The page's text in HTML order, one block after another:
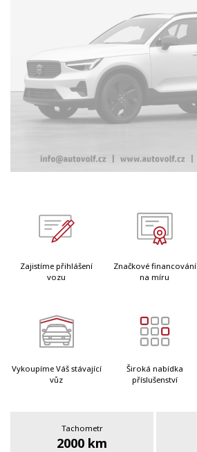
Zajistíme přihlášení
vozu
Značkové financování
na míru
Vykoupíme Váš stávající
vůz
Široká nabídka
příslušenství
Tachometr
2000 km